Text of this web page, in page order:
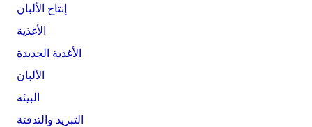
إنتاج الألبان
الأغذية
الأغذية الجديدة
الألبان
البيئة
التبريد والتدفئة